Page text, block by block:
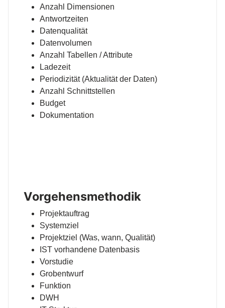
Anzahl Dimensionen
Antwortzeiten
Datenqualität
Datenvolumen
Anzahl Tabellen / Attribute
Ladezeit
Periodizität (Aktualität der Daten)
Anzahl Schnittstellen
Budget
Dokumentation
Vorgehensmethodik
Projektauftrag
Systemziel
Projektziel (Was, wann, Qualität)
IST vorhandene Datenbasis
Vorstudie
Grobentwurf
Funktion
DWH